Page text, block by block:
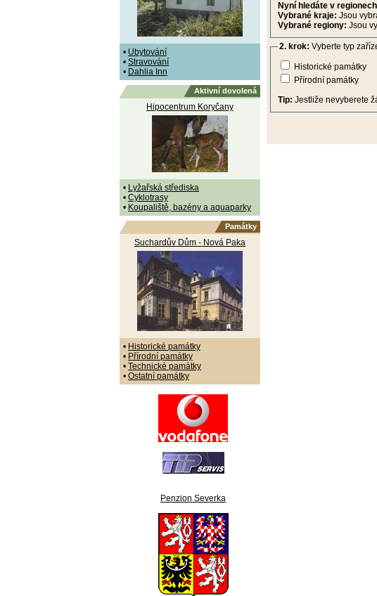
• Ubytování
• Stravování
• Dahlia Inn
Aktivní dovolená
Hipocentrum Koryčany
• Lyžařská střediska
• Cyklotrasy
• Koupaliště, bazény a aquaparky
Památky
Suchardův Dům - Nová Paka
• Historické památky
• Přírodní památky
• Technické památky
• Ostatní památky
Penzion Severka
Nyní hledáte v regionech
Vybrané kraje: Jsou
Vybrané regiony: Jsou
2. krok: Vyberte typ
Historické památky
Přírodní památky
Tip: Jestliže nevyberete